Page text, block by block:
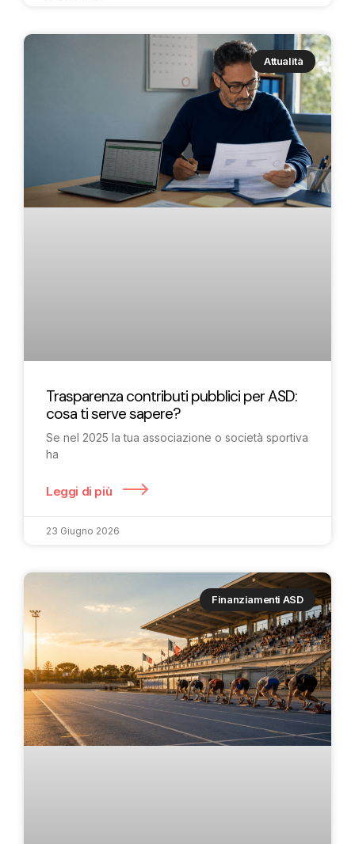
Attualità
Trasparenza contributi pubblici per ASD:
cosa ti serve sapere?
Se nel 2025 la tua associazione o società sportiva
ha
Leggi di più
23 Giugno 2026
Finanziamenti ASD